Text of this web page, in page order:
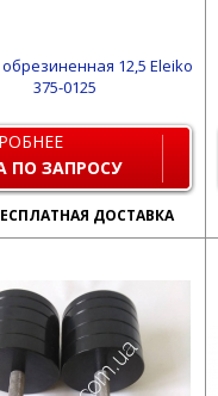
12,5 Eleiko
375-0125
ПО ЗАПРОСУ
ДОСТАВКА